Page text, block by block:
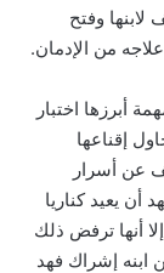
وفتح
من الإدمان.
أبرزها اختبار
إقناعها
عن أسرار
أن يعيد كناريا
أنها ترفض ذلك
ابنه إشراك فهد